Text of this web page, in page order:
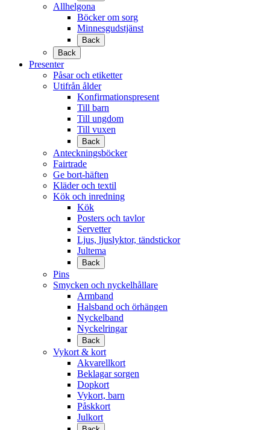
Allhelgona
Böcker om sorg
Minnesgudstjänst
Back
Back
Presenter
Påsar och etiketter
Utifrån ålder
Konfirmationspresent
Till barn
Till ungdom
Till vuxen
Back
Anteckningsböcker
Fairtrade
Ge bort-häften
Kläder och textil
Kök och inredning
Kök
Posters och tavlor
Servetter
Ljus, ljuslyktor, tändstickor
Jultema
Back
Pins
Smycken och nyckelhållare
Armband
Halsband och örhängen
Nyckelband
Nyckelringar
Back
Vykort & kort
Akvarellkort
Beklagar sorgen
Dopkort
Vykort, barn
Påskkort
Julkort